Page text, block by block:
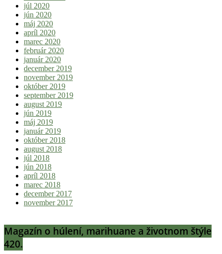
júl 2020
jún 2020
máj 2020
apríl 2020
marec 2020
február 2020
január 2020
december 2019
november 2019
október 2019
september 2019
august 2019
jún 2019
máj 2019
január 2019
október 2018
august 2018
júl 2018
jún 2018
apríl 2018
marec 2018
december 2017
november 2017
Magazín o húlení, marihuane a životnom štýle
420.